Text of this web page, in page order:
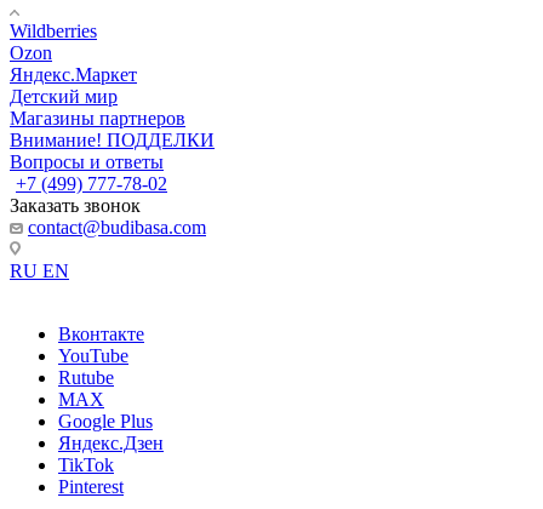
Wildberries
Ozon
Яндекс.Маркет
Детский мир
Магазины партнеров
Внимание! ПОДДЕЛКИ
Вопросы и ответы
+7 (499) 777-78-02
Заказать звонок
contact@budibasa.com
RU EN
Вконтакте
YouTube
Rutube
MAX
Google Plus
Яндекс.Дзен
TikTok
Pinterest